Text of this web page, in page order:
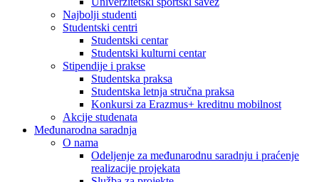
Najbolji studenti
Studentski centri
Studentski centar
Studentski kulturni centar
Stipendije i prakse
Studentska praksa
Studentska letnja stručna praksa
Konkursi za Erazmus+ kreditnu mobilnost
Akcije studenata
Međunarodna saradnja
O nama
Odeljenje za međunarodnu saradnju i praćenje
realizacije projekata